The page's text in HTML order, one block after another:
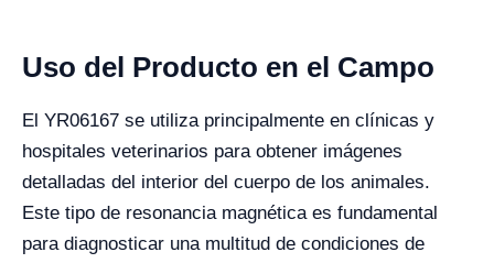
Uso del Producto en el Campo
El YR06167 se utiliza principalmente en clínicas y
hospitales veterinarios para obtener imágenes
detalladas del interior del cuerpo de los animales.
Este tipo de resonancia magnética es fundamental
para diagnosticar una multitud de condiciones de